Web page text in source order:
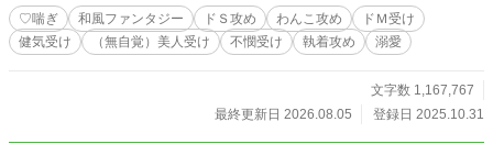
【あらすじ】 『今は恋人はいないけど、そろそろ結婚はす
る』――大人気シンガーソングライター・ＣｈｉＨａＲｕが
生配信中に大胆な「結婚宣言」をする。 ガチ恋しているその
からの腐男子・天春 春月（あまかす はづき）は当然「この世
の終わり」ほどのショックを受けるが、傷も癒えないその日
♡喘ぎ 和風ファンタジー ドＳ攻め わんこ攻め
ドＭ受け
健気受け
（無自覚）美人受け 不憫受け 執着攻め 溺愛
文字数 1,167,767
最終更新日 2026.08.05
登録日 2025.10.31